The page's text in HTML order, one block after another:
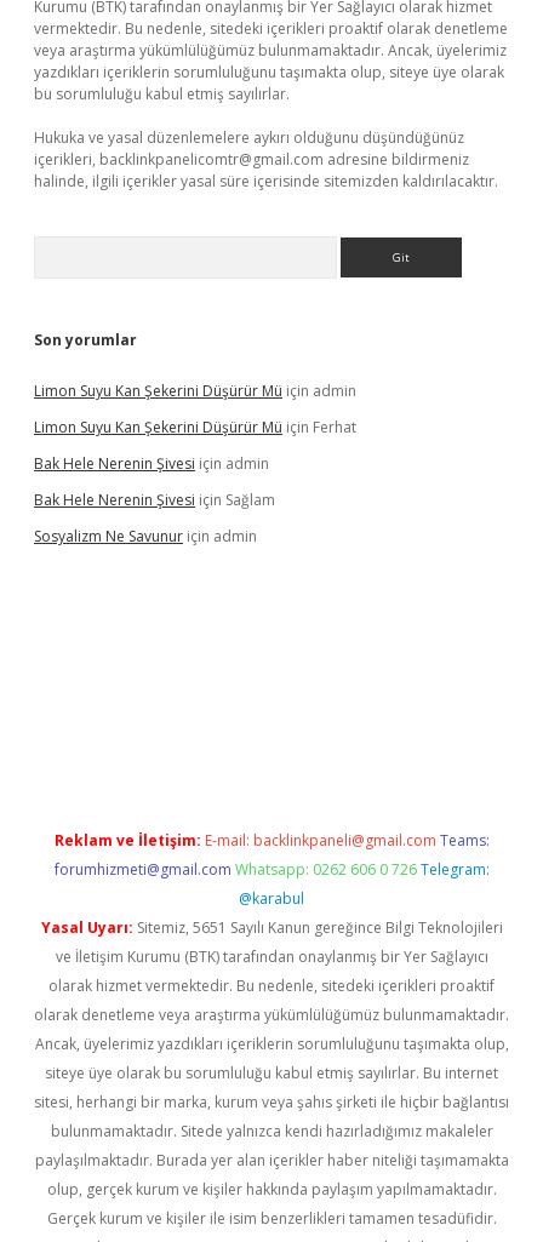
Kurumu (BTK) tarafından onaylanmış bir Yer Sağlayıcı olarak hizmet
vermektedir. Bu nedenle, sitedeki içerikleri proaktif olarak denetleme
veya araştırma yükümlülüğümüz bulunmamaktadır. Ancak, üyelerimiz
yazdıkları içeriklerin sorumluluğunu taşımakta olup, siteye üye olarak
bu sorumluluğu kabul etmiş sayılırlar.
Hukuka ve yasal düzenlemelere aykırı olduğunu düşündüğünüz
içerikleri, backlinkpanelicomtr@gmail.com adresine bildirmeniz
halinde, ilgili içerikler yasal süre içerisinde sitemizden kaldırılacaktır.
Son yorumlar
Limon Suyu Kan Şekerini Düşürür Mü için admin
Limon Suyu Kan Şekerini Düşürür Mü için Ferhat
Bak Hele Nerenin Şivesi için admin
Bak Hele Nerenin Şivesi için Sağlam
Sosyalizm Ne Savunur için admin
Reklam ve İletişim: E-mail: backlinkpaneli@gmail.com Teams:
forumhizmeti@gmail.com Whatsapp: 0262 606 0 726 Telegram:
@karabul
Yasal Uyarı: Sitemiz, 5651 Sayılı Kanun gereğince Bilgi Teknolojileri
ve İletişim Kurumu (BTK) tarafından onaylanmış bir Yer Sağlayıcı
olarak hizmet vermektedir. Bu nedenle, sitedeki içerikleri proaktif
olarak denetleme veya araştırma yükümlülüğümüz bulunmamaktadır.
Ancak, üyelerimiz yazdıkları içeriklerin sorumluluğunu taşımakta olup,
siteye üye olarak bu sorumluluğu kabul etmiş sayılırlar. Bu internet
sitesi, herhangi bir marka, kurum veya şahıs şirketi ile hiçbir bağlantısı
bulunmamaktadır. Sitede yalnızca kendi hazırladığımız makaleler
paylaşılmaktadır. Burada yer alan içerikler haber niteliği taşımamakta
olup, gerçek kurum ve kişiler hakkında paylaşım yapılmamaktadır.
Gerçek kurum ve kişiler ile isim benzerlikleri tamamen tesadüfidir.